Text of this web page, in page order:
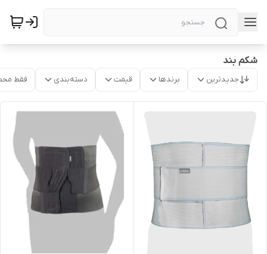
شکم بند
جدیدترین برندها قیمت دسته‌بندی فقط